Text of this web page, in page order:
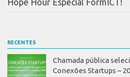
Hope Hour Especial FormICT!
RECENTES
Chamada pública
Conexões Startups –